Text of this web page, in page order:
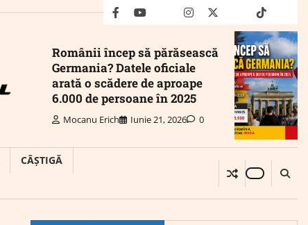
facebookyoutubeMailinstagram
twitter truthtiktok
Românii încep să părăsească
Germania? Datele oficiale
arată o scădere de aproape
6.000 de persoane în 2025
Mocanu Erich Iunie 21, 2026 0
CÂȘTIGĂ